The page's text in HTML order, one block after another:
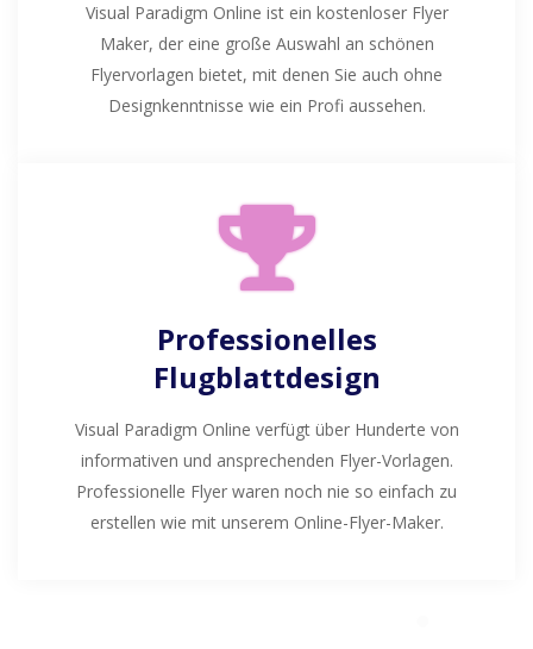
Visual Paradigm Online ist ein kostenloser Flyer
Maker, der eine große Auswahl an schönen
Flyervorlagen bietet, mit denen Sie auch ohne
Designkenntnisse wie ein Profi aussehen.
Professionelles
Flugblattdesign
Visual Paradigm Online verfügt über Hunderte von
informativen und ansprechenden Flyer-Vorlagen.
Professionelle Flyer waren noch nie so einfach zu
erstellen wie mit unserem Online-Flyer-Maker.